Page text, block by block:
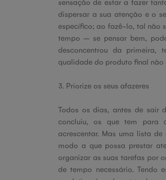
dispersar a sua atenção e o
específico; ao fazê-lo, tal não
tempo – se pensar bem,
desconcentrou da
qualidade do produto final não
3. Priorize os seus afazeres
Todos os dias, antes de sair
concluiu, os que tem para
acrescentar. Mas uma lista
modo a que possa prestar
organizar as suas tarefas por
de tempo necessário. Tendo